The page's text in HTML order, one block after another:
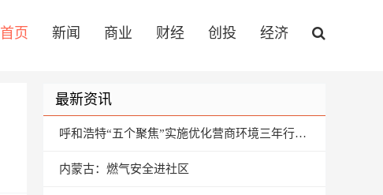
首页 新闻 商业 财经 创投 经济
最新资讯
呼和浩特“五个聚焦”实施优化营商环境三年行动计划
内蒙古：燃气安全进社区